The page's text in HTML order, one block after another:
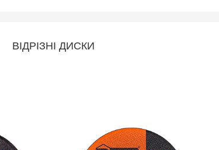
ВІДРІЗНІ ДИСКИ